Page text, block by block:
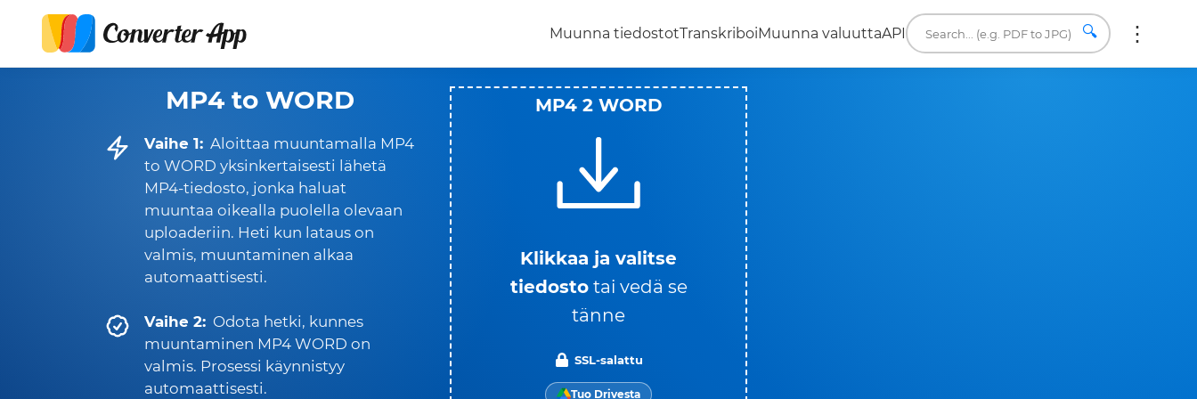
Muunna tiedostotTranskriboiMuunna valuuttaAPI 🔍
MP4 to WORD
Vaihe 1: Aloittaa muuntamalla MP4
to WORD yksinkertaisesti lähetä
MP4-tiedosto, jonka haluat
muuntaa oikealla puolella olevaan
uploaderiin. Heti kun lataus on
valmis, muuntaminen alkaa
automaattisesti.
Vaihe 2: Odota hetki, kunnes
muuntaminen MP4 WORD on
valmis. Prosessi käynnistyy
automaattisesti.
MP4 2 WORD
Klikkaa ja valitse
tiedosto tai vedä se
tänne
SSL-salattu
Tuo Drivesta